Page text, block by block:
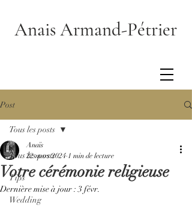
Anais Armand-Pétrier
Post
Tous les posts
Tips
Wedding
Tous les posts
Votre cérémonie religieuse
Anaïs
22 mars 2024 1 min de lecture
Dernière mise à jour :3 févr.